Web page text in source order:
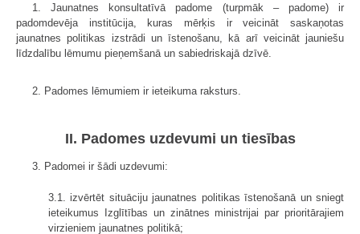
1. Jaunatnes konsultatīvā padome (turpmāk – padome) ir
padomdevēja institūcija, kuras mērķis ir veicināt saskaņotas
jaunatnes politikas izstrādi un īstenošanu, kā arī veicināt jauniešu
līdzdalību lēmumu pieņemšanā un sabiedriskajā dzīvē.
2. Padomes lēmumiem ir ieteikuma raksturs.
II. Padomes uzdevumi un tiesības
3. Padomei ir šādi uzdevumi:
3.1. izvērtēt situāciju jaunatnes politikas īstenošanā un sniegt
ieteikumus Izglītības un zinātnes ministrijai par prioritārajiem
virzieniem jaunatnes politikā;